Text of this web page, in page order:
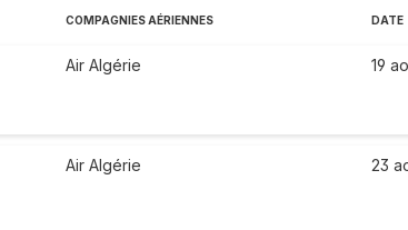
COMPAGNIES AÉRIENNES DATE
Air Algérie 19
Air Algérie 23